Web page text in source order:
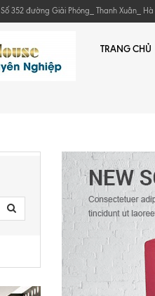
Số 352 đường Giải Phóng_ Thanh Xuân_
TRANG CHỦ